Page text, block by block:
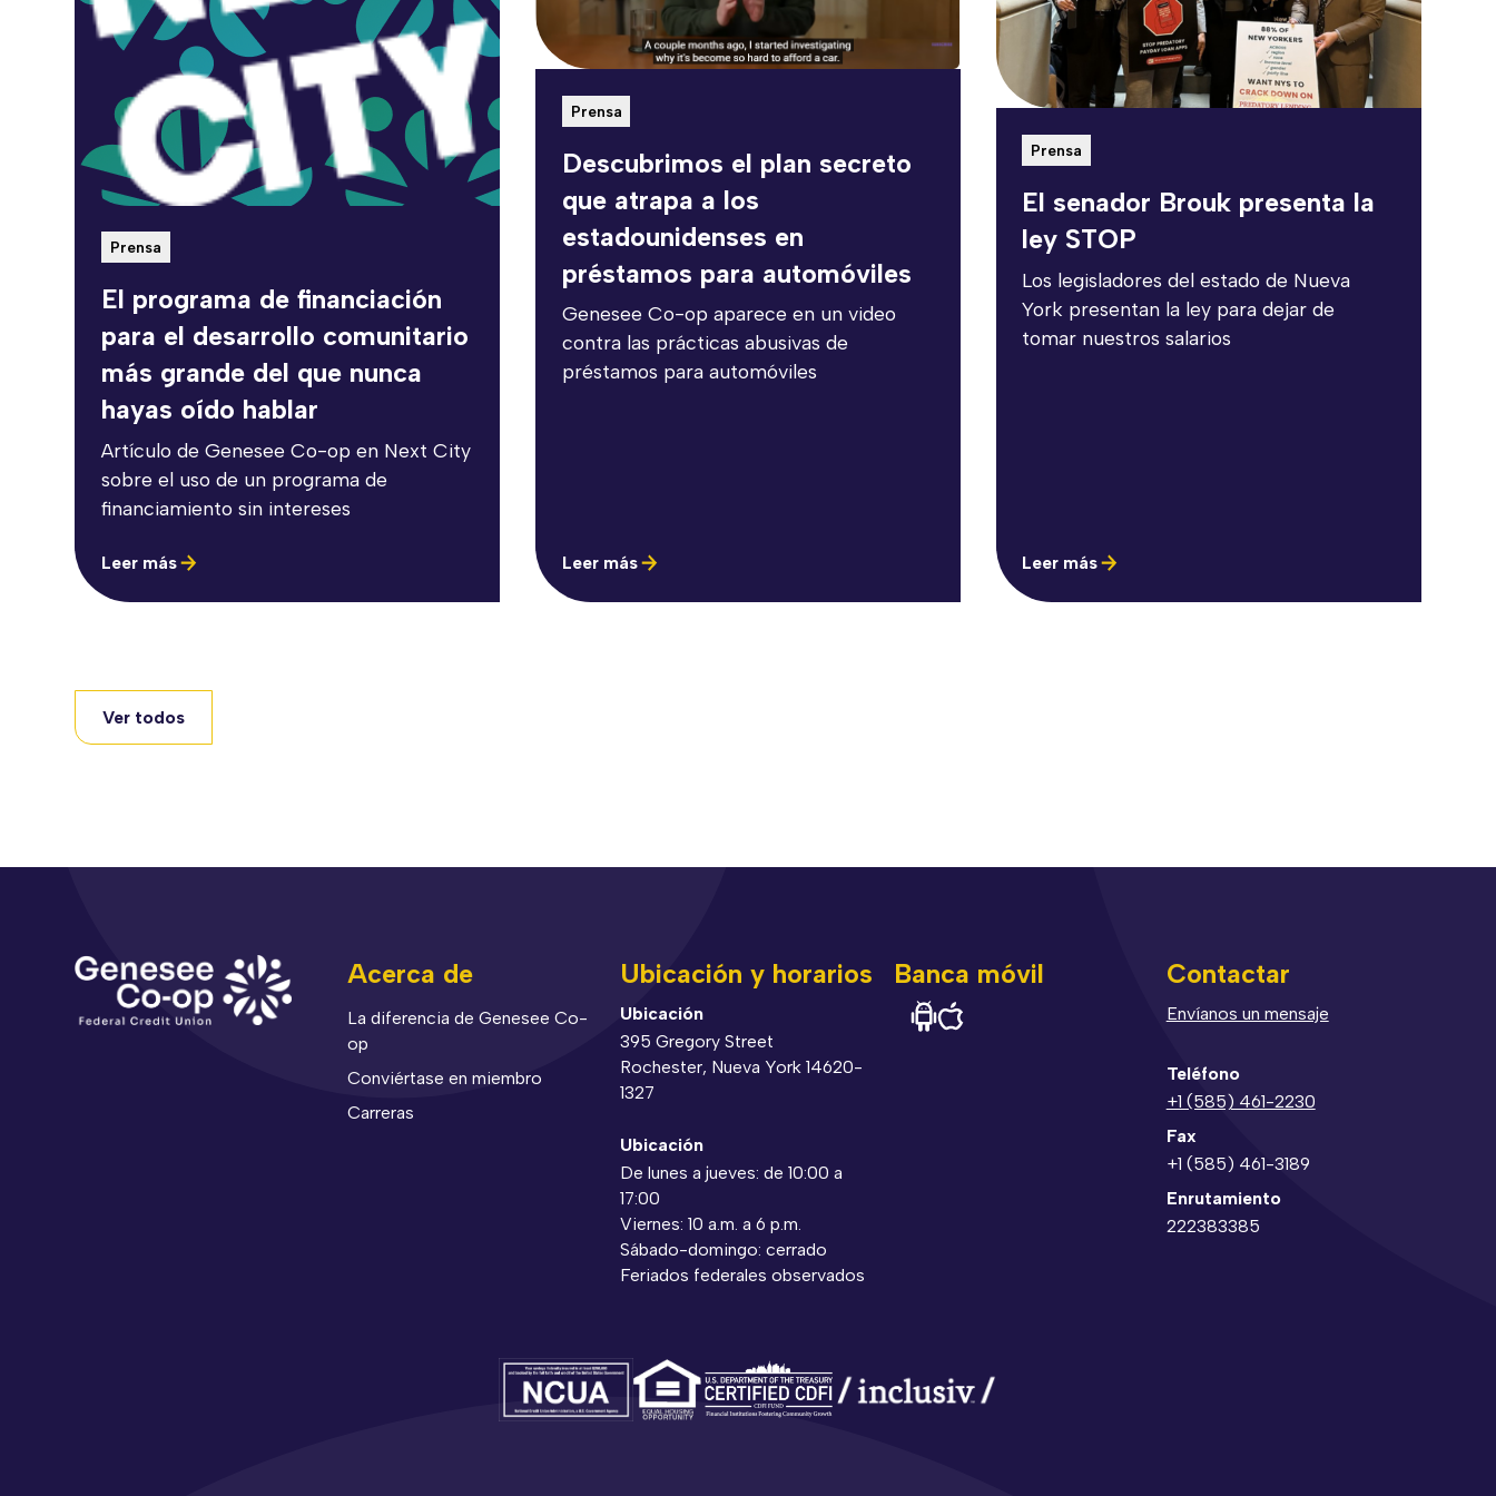
Prensa
El programa de financiación
para el desarrollo comunitario
más grande del que nunca
hayas oído hablar
Artículo de Genesee Co-op en Next City
sobre el uso de un programa de
financiamiento sin intereses
Leer más
Prensa
Descubrimos el plan secreto
que atrapa a los
estadounidenses en
préstamos para automóviles
Genesee Co-op aparece en un video
contra las prácticas abusivas de
préstamos para automóviles
Leer más
Prensa
El senador Brouk presenta la
ley STOP
Los legisladores del estado de Nueva
York presentan la ley para dejar de
tomar nuestros salarios
Leer más
Ver todos
Acerca de
La diferencia de Genesee Co-
op
Conviértase en miembro
Carreras
Ubicación y horarios
Ubicación
395 Gregory Street
Rochester, Nueva York 14620-
1327
Ubicación
De lunes a jueves: de 10:00 a
17:00
Viernes: 10 a.m. a 6 p.m.
Sábado-domingo: cerrado
Feriados federales observados
Banca móvil Contactar
Envíanos un mensaje
Teléfono
+1 (585) 461-2230
Fax
+1 (585) 461-3189
Enrutamiento
222383385